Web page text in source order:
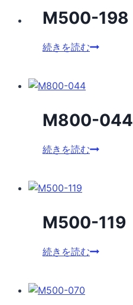
M500-198
続きを読むM500-
M800-044
続きを読むM800-
M500-119
続きを読むM500-